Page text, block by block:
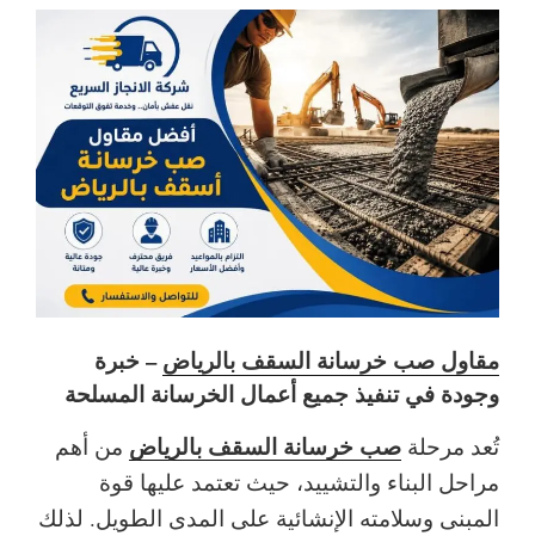
مقاول صب خرسانة السقف بالرياض– خبرة
وجودة في تنفيذ جميع أعمال الخرسانة المسلحة
تُعد مرحلة صب خرسانة السقف بالرياض من أهم
مراحل البناء والتشييد، حيث تعتمد عليها قوة
المبنى وسلامته الإنشائية على المدى الطويل. لذلك